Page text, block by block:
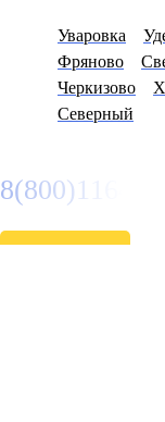
Уваровка
Фряново
Черкизово
Северный
8(800)116472